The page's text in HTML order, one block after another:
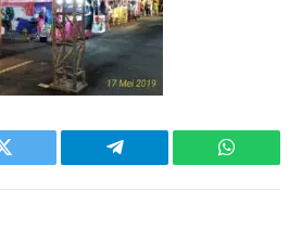
Twitter Telegram